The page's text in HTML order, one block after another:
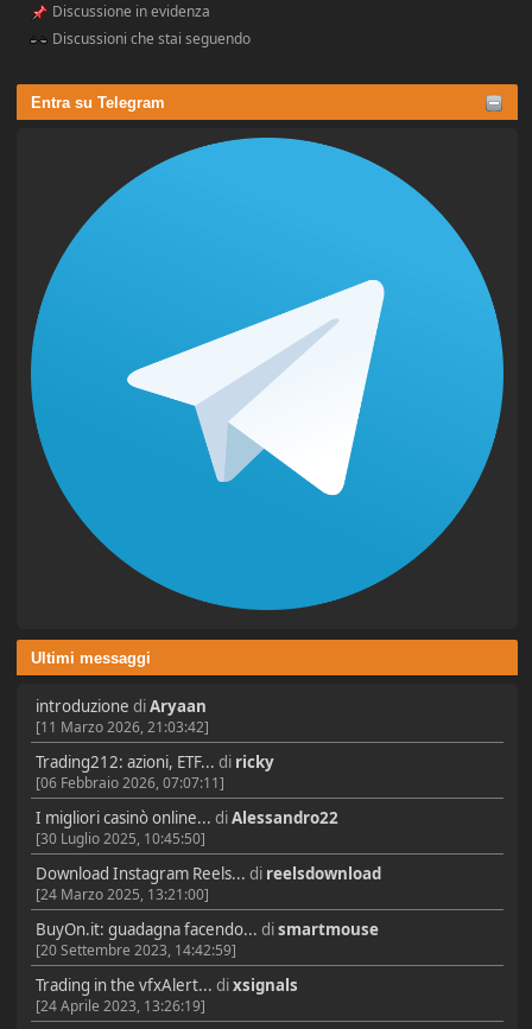
Entra su Telegram
Ultimi messaggi
introduzione diAryaan
[11 Marzo 2026, 21:03:42]
Trading212: azioni, ETF... di ricky
[06 Febbraio 2026, 07:07:11]
I migliori casinò online... diAlessandro22
[30 Luglio 2025, 10:45:50]
Download Instagram Reels... di reelsdownload
[24 Marzo 2025, 13:21:00]
BuyOn.it: guadagna facendo... dismartmouse
[20 Settembre 2023, 14:42:59]
Trading in the vfxAlert... dixsignals
[24 Aprile 2023, 13:26:19]
Discussione in evidenza
Discussioni che stai seguendo